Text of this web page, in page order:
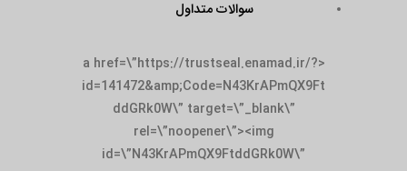
سوالات متداول
<a href=\”https://trustseal.enamad.ir/?
id=141472&amp;Code=N43KrAPmQX9Ft
ddGRk0W\” target=\”_blank\”
rel=\”noopener\”><img
id=\”N43KrAPmQX9FtddGRk0W\”